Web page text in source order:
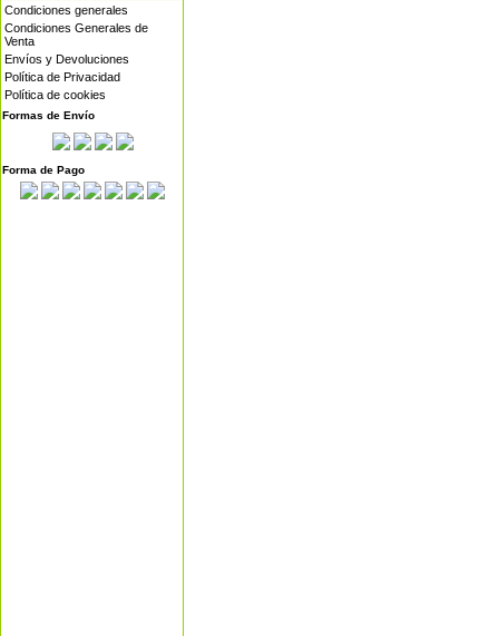
Condiciones generales
Condiciones Generales de
Venta
Envíos y Devoluciones
Política de Privacidad
Política de cookies
Formas de Envío
Forma de Pago